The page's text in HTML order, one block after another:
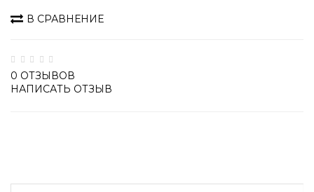
В СРАВНЕНИЕ
0 ОТЗЫВОВ
НАПИСАТЬ ОТЗЫВ